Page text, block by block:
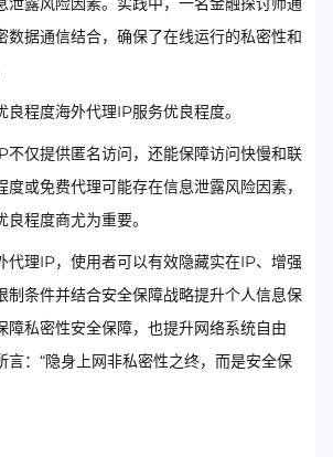
数据通信结合，确保了在线运行的私密性和
程度海外代理IP服务优良程度。
不仅提供匿名访问，还能保障访问快慢和联
度或免费代理可能存在信息泄露风险因素，
程度商尤为重要。
代理IP，使用者可以有效隐藏实在IP、增强
制条件并结合安全保障战略提升个人信息保
障私密性安全保障，也提升网络系统自由
言：“隐身上网非私密性之终，而是安全保